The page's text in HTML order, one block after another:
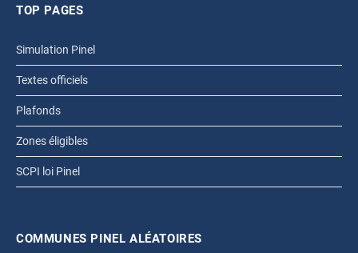
TOP PAGES
Simulation Pinel
Textes officiels
Plafonds
Zones éligibles
SCPI loi Pinel
COMMUNES PINEL ALÉATOIRES